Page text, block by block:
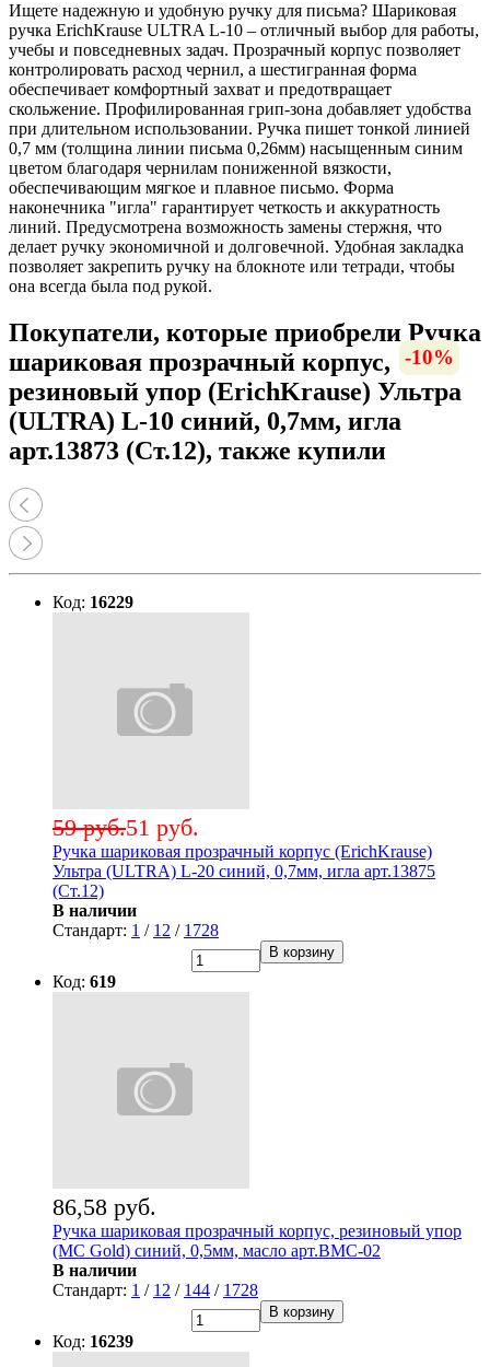
Ищете надежную и удобную ручку для письма? Шариковая
ручка ErichKrause ULTRA L-10 – отличный выбор для работы,
учебы и повседневных задач. Прозрачный корпус позволяет
контролировать расход чернил, а шестигранная форма
обеспечивает комфортный захват и предотвращает
скольжение. Профилированная грип-зона добавляет удобства
при длительном использовании. Ручка пишет тонкой линией
0,7 мм (толщина линии письма 0,26мм) насыщенным синим
цветом благодаря чернилам пониженной вязкости,
обеспечивающим мягкое и плавное письмо. Форма
наконечника "игла" гарантирует четкость и аккуратность
линий. Предусмотрена возможность замены стержня, что
делает ручку экономичной и долговечной. Удобная закладка
позволяет закрепить ручку на блокноте или тетради, чтобы
она всегда была под рукой.
Покупатели, которые приобрели Ручка
шариковая прозрачный корпус,
резиновый упор (ErichKrause) Ультра
(ULTRA) L-10 синий, 0,7мм, игла
арт.13873 (Ст.12), также купили
-14%
Код: 16229
51 руб.
59 руб.
Ручка шариковая прозрачный корпус (ErichKrause)
Ультра (ULTRA) L-20 синий, 0,7мм, игла арт.13875
(Ст.12)
В наличии
Стандарт: 1 / 12 / 1728
В корзину
Код: 619
86,58 руб.
Ручка шариковая прозрачный корпус, резиновый упор
(MC Gold) синий, 0,5мм, масло арт.BMC-02
В наличии
Стандарт: 1 / 12 / 144 / 1728
В корзину
Код: 16239
-16%
-56%
-16%
-23%
-6%
-18%
-19%
-10%